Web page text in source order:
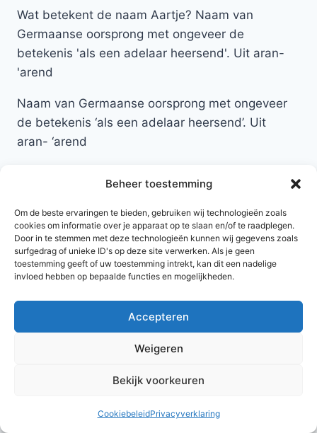
Beheer toestemming
Om de beste ervaringen te bieden, gebruiken wij technologieën zoals
cookies om informatie over je apparaat op te slaan en/of te raadplegen.
Door in te stemmen met deze technologieën kunnen wij gegevens zoals
surfgedrag of unieke ID's op deze site verwerken. Als je geen
toestemming geeft of uw toestemming intrekt, kan dit een nadelige
invloed hebben op bepaalde functies en mogelijkheden.
Accepteren
Weigeren
Bekijk voorkeuren
CookiebeleidPrivacyverklaring
Wat betekent de naam Aartje? Naam van
Germaanse oorsprong met ongeveer de
betekenis 'als een adelaar heersend'. Uit aran-
'arend
Naam van Germaanse oorsprong met ongeveer
de betekenis ‘als een adelaar heersend’. Uit
aran- ‘arend
© 2026 AlleNamen.nl